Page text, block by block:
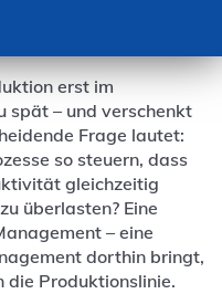
erst im
spät – und verschenkt
Frage lautet:
so steuern, dass
gleichzeitig
überlasten? Eine
– eine
dorthin bringt,
Produktionslinie.